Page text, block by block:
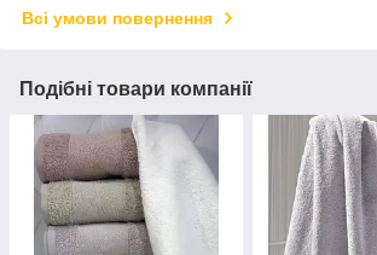
Всі умови повернення
Подібні товари компанії